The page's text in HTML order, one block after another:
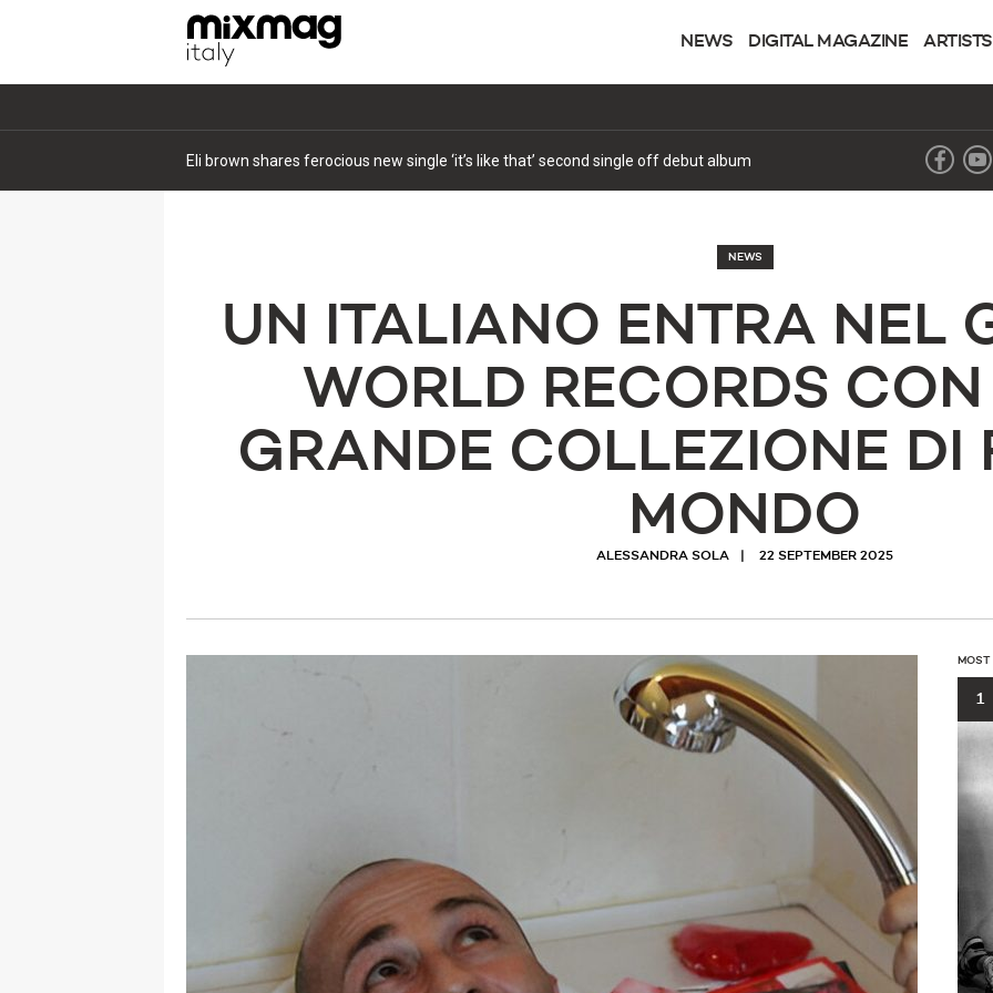
NEWS DIGITAL MAGAZINE ARTISTS
Eli brown shares ferocious new single ‘it’s like that’ second single off debut album
NEWS
UN ITALIANO ENTRA NEL
WORLD RECORDS
GRANDE COLLEZIONE DI
MONDO
ALESSANDRA SOLA 22 SEPTEMBER 2025
MOST
1